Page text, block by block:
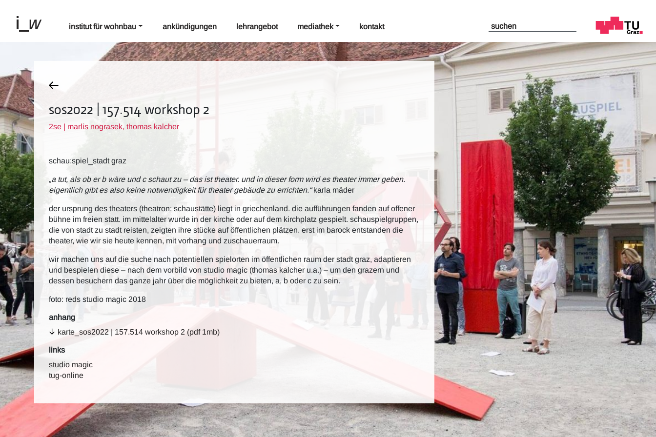
institut für wohnbau ankündigungen lehrangebot mediathek kontakt
sos2022 | 157.514 workshop 2
2se | marlis nograsek, thomas kalcher
schau:spiel_stadt graz
„a tut, als ob er b wäre und c schaut zu – das ist theater. und in dieser form wird es theater immer geben.
eigentlich gibt es also keine notwendigkeit für theater gebäude zu errichten.“karla mäder
der ursprung des theaters (theatron: schaustätte) liegt in griechenland. die aufführungen fanden auf offener
bühne im freien statt. im mittelalter wurde in der kirche oder auf dem kirchplatz gespielt. schauspielgruppen,
die von stadt zu stadt reisten, zeigten ihre stücke auf öffentlichen plätzen. erst im barock entstanden die
theater, wie wir sie heute kennen, mit vorhang und zuschauerraum.
wir machen uns auf die suche nach potentiellen spielorten im öffentlichen raum der stadt graz, adaptieren
und bespielen diese – nach dem vorbild von studio magic (thomas kalcher u.a.) – um den grazern und
dessen besuchern das ganze jahr über die möglichkeit zu bieten, a, b oder c zu sein.
foto: reds studio magic 2018
anhang
karte_sos2022 | 157.514 workshop 2 (pdf 1mb)
links
studio magic
tug-online